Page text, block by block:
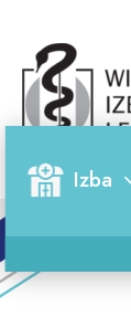
content
Izba